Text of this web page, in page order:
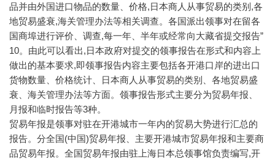
品并由外国进口物品的数量、价格,日本商人从事贸易的类别,各
地贸易盛衰,海关管理办法等相关调查。各国派出领事对在留各
国商埠进行评价、调查,每一年、半年或经常向大藏省提交报告”
10。由此可以看出,日本政府对提交的领事报告在形式和内容上
做出的基本要求,即领事报告内容主要包括各开港口岸的进出口
货物数量、价格统计、日本商人从事贸易的类别、各地贸易盛
衰、海关管理办法等方面。领事报告形式主要分为贸易年报、
月报和临时报告等3种。
贸易年报是领事对驻在开港城市一年内的贸易大势进行汇总的
报告。分全国(中国)贸易年报、主要开港城市贸易年报和主要商
品贸易年报。全国贸易年报由驻上海日本总领事馆负责编写,开